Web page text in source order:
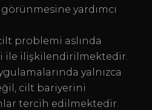
yardımcı
problemi aslında
ile ilişkilendirilmektedir.
yalnızca
cilt bariyerini
tercih edilmektedir.